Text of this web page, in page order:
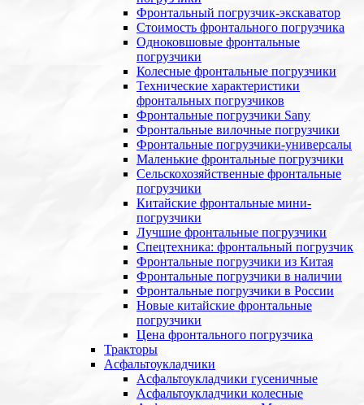
Фронтальный погрузчик-экскаватор
Стоимость фронтального погрузчика
Одноковшовые фронтальные
погрузчики
Колесные фронтальные погрузчики
Технические характеристики
фронтальных погрузчиков
Фронтальные погрузчики Sany
Фронтальные вилочные погрузчики
Фронтальные погрузчики-универсалы
Маленькие фронтальные погрузчики
Сельскохозяйственные фронтальные
погрузчики
Китайские фронтальные мини-
погрузчики
Лучшие фронтальные погрузчики
Спецтехника: фронтальный погрузчик
Фронтальные погрузчики из Китая
Фронтальные погрузчики в наличии
Фронтальные погрузчики в России
Новые китайские фронтальные
погрузчики
Цена фронтального погрузчика
Тракторы
Асфальтоукладчики
Асфальтоукладчики гусеничные
Асфальтоукладчики колесные